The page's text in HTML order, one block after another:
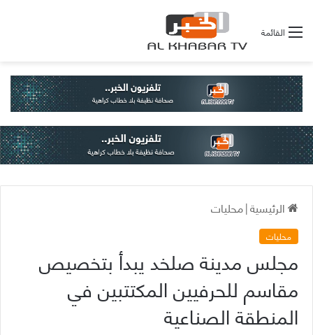
القائمة
الرئيسية|محليات
محليات
مجلس مدينة صلخد يبدأ بتخصيص
مقاسم للحرفيين المكتتبين في
المنطقة الصناعية